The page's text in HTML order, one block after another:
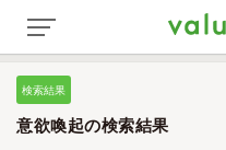
検索結果
意欲喚起の検索結果